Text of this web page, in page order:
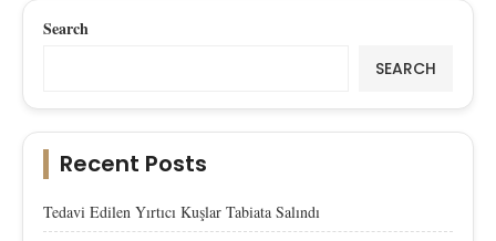
Search
SEARCH
Recent Posts
Tedavi Edilen Yırtıcı Kuşlar Tabiata Salındı